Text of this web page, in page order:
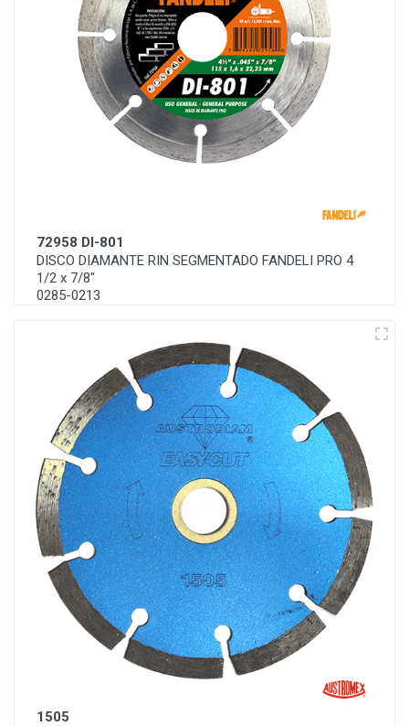
72958 DI-801
DISCO DIAMANTE RIN SEGMENTADO FANDELI PRO 4
1/2 x 7/8"
0285-0213
1505